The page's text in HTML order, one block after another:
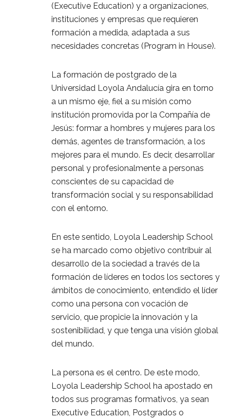
(Executive Education) y a organizaciones,
instituciones y empresas que requieren
formación a medida, adaptada a sus
necesidades concretas (Program in House).
La formación de postgrado de la
Universidad Loyola Andalucía gira en torno
a un mismo eje, fiel a su misión como
institución promovida por la Compañía de
Jesús: formar a hombres y mujeres para los
demás, agentes de transformación, a los
mejores para el mundo. Es decir, desarrollar
personal y profesionalmente a personas
conscientes de su capacidad de
transformación social y su responsabilidad
con el entorno.
En este sentido, Loyola Leadership School
se ha marcado como objetivo contribuir al
desarrollo de la sociedad a través de la
formación de líderes en todos los sectores y
ámbitos de conocimiento, entendido el líder
como una persona con vocación de
servicio, que propicie la innovación y la
sostenibilidad, y que tenga una visión global
del mundo.
La persona es el centro. De este modo,
Loyola Leadership School ha apostado en
todos sus programas formativos, ya sean
Executive Education, Postgrados o